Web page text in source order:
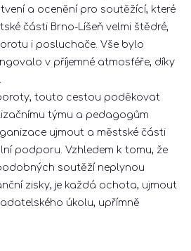
a ocenění pro soutěžící, které
části Brno-Líšeň velmi štědré,
i posluchače. Vše bylo
v příjemné atmosféře, díky
touto cestou poděkovat
týmu a pedagogům
ujmout a městské části
podporu. Vzhledem k tomu, že
soutěží neplynou
zisky, je každá ochota, ujmout
úkolu, upřímně